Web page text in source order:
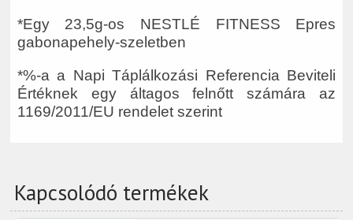
*Egy 23,5g-os NESTLÉ FITNESS Epres
gabonapehely-szeletben
*%-a a Napi Táplálkozási Referencia Beviteli
Értéknek egy áltagos felnőtt számára az
1169/2011/EU rendelet szerint
Kapcsolódó termékek